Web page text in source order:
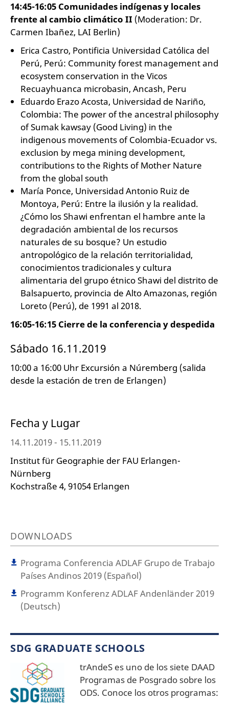
14:45-16:05 Comunidades indígenas y locales
frente al cambio climático II (Moderation: Dr.
Carmen Ibañez, LAI Berlin)
Erica Castro, Pontificia Universidad Católica del
Perú, Perú: Community forest management and
ecosystem conservation in the Vicos
Recuayhuanca microbasin, Ancash, Peru
Eduardo Erazo Acosta, Universidad de Nariño,
Colombia: The power of the ancestral philosophy
of Sumak kawsay (Good Living) in the
indigenous movements of Colombia-Ecuador vs.
exclusion by mega mining development,
contributions to the Rights of Mother Nature
from the global south
María Ponce, Universidad Antonio Ruiz de
Montoya, Perú: Entre la ilusión y la realidad.
¿Cómo los Shawi enfrentan el hambre ante la
degradación ambiental de los recursos
naturales de su bosque? Un estudio
antropológico de la relación territorialidad,
conocimientos tradicionales y cultura
alimentaria del grupo étnico Shawi del distrito de
Balsapuerto, provincia de Alto Amazonas, región
Loreto (Perú), de 1991 al 2018.
16:05-16:15 Cierre de la conferencia y despedida
Sábado 16.11.2019
10:00 a 16:00 Uhr Excursión a Núremberg (salida
desde la estación de tren de Erlangen)
Fecha y Lugar
14.11.2019 - 15.11.2019
Institut für Geographie der FAU Erlangen-
Nürnberg
Kochstraße 4, 91054 Erlangen
DOWNLOADS
Programa Conferencia ADLAF Grupo de Trabajo
Países Andinos 2019 (Español)
Programm Konferenz ADLAF Andenländer 2019
(Deutsch)
SDG GRADUATE SCHOOLS
trAndeS es uno de los siete DAAD
Programas de Posgrado sobre los
ODS. Conoce los otros programas: